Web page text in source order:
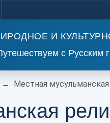
И
с Русским
Местная